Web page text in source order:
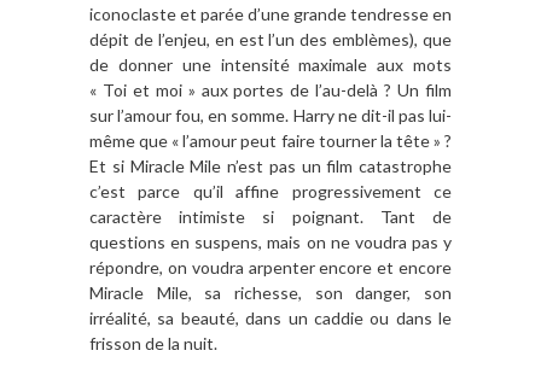
iconoclaste et parée d’une grande tendresse en
dépit de l’enjeu, en est l’un des emblèmes), que
de donner une intensité maximale aux mots
« Toi et moi » aux portes de l’au-delà ? Un film
sur l’amour fou, en somme. Harry ne dit-il pas lui-
même que « l’amour peut faire tourner la tête » ?
Et si Miracle Mile n’est pas un film catastrophe
c’est parce qu’il affine progressivement ce
caractère intimiste si poignant. Tant de
questions en suspens, mais on ne voudra pas y
répondre, on voudra arpenter encore et encore
Miracle Mile, sa richesse, son danger, son
irréalité, sa beauté, dans un caddie ou dans le
frisson de la nuit.